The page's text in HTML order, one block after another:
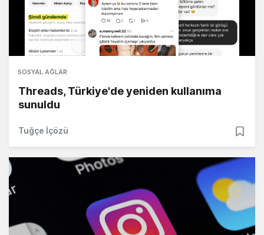
SOSYAL AĞLAR
Threads, Türkiye'de yeniden kullanıma
sunuldu
Tuğçe İçözü